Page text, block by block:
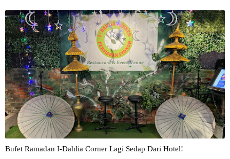
Bufet Ramadan I-Dahlia Corner Lagi Sedap Dari Hotel!